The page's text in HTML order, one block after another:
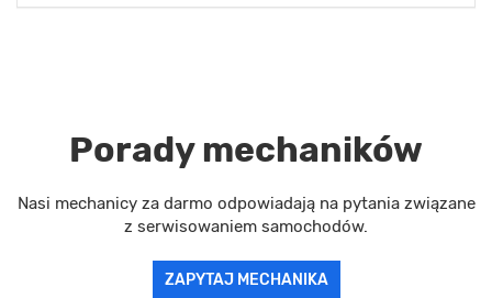
Porady mechaników
Nasi mechanicy za darmo odpowiadają na pytania związane
z serwisowaniem samochodów.
ZAPYTAJ MECHANIKA